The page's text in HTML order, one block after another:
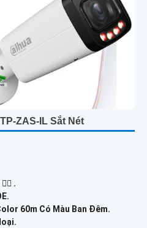
ZAS-IL Sắt Nét
.
60m Có Màu Ban Ðêm.